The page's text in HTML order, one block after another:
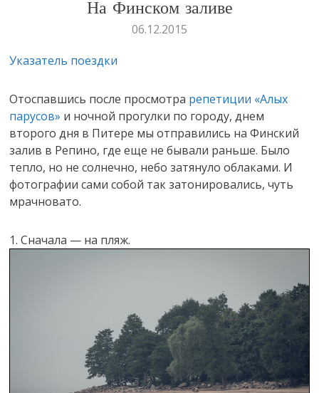
На Финском заливе
06.12.2015
Указатель поездки
Отоспавшись после просмотра репетиции «Алых
парусов» и ночной прогулки по городу, днем
второго дня в Питере мы отправились на Финский
залив в Репино, где еще не бывали раньше. Было
тепло, но не солнечно, небо затянуло облаками. И
фотографии сами собой так затонировались, чуть
мрачновато.
1. Сначала — на пляж.